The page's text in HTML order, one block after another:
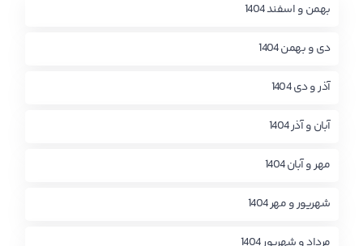
بهمن و اسفند 1404
دی و بهمن 1404
آذر و دی 1404
آبان و آذر 1404
مهر و آبان 1404
شهریور و مهر 1404